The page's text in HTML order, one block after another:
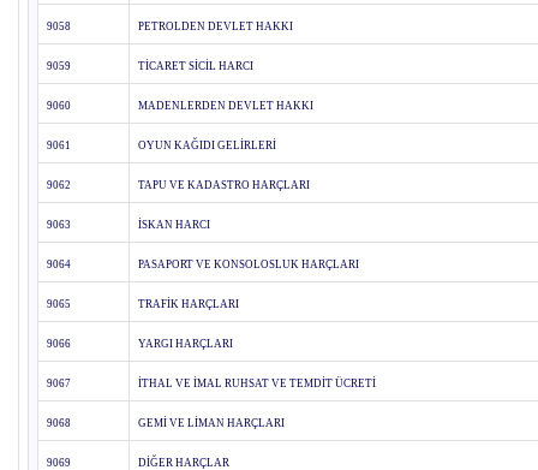
9058 PETROLDEN DEVLET HAKKI
9059 TİCARET SİCİL HARCI
9060 MADENLERDEN DEVLET HAKKI
9061 OYUN KAĞIDI GELİRLERİ
9062 TAPU VE KADASTRO HARÇLARI
9063 İSKAN HARCI
9064 PASAPORT VE KONSOLOSLUK HARÇLARI
9065 TRAFİK HARÇLARI
9066 YARGI HARÇLARI
9067 İTHAL VE İMAL RUHSAT VE TEMDİT ÜCRETİ
9068 GEMİ VE LİMAN HARÇLARI
9069 DİĞER HARÇLAR